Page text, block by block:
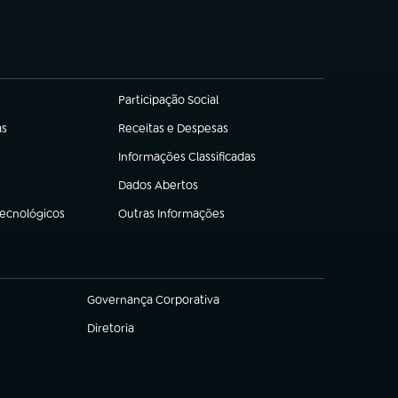
Participação Social
(abre em nova aba)
Receitas e Despesas
(abre em nova aba)
Informações Classificadas
(abre em nova aba)
Dados Abertos
(abre em nova aba)
Outras Informações
(abre em nova aba)
Governança Corporativa
(abre em nova aba)
Diretoria
(abre em nova aba)